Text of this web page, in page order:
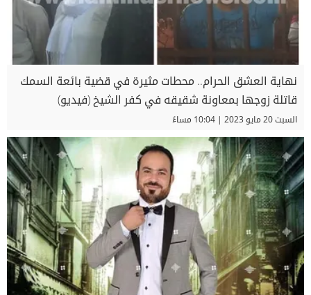
نهاية العشق الحرام.. محطات مثيرة في قضية بائعة السمك
قاتلة زوجها بمعاونة شقيقه في كفر الشيخ (فيديو)
السبت 20 مايو 2023 | 10:04 مساءً